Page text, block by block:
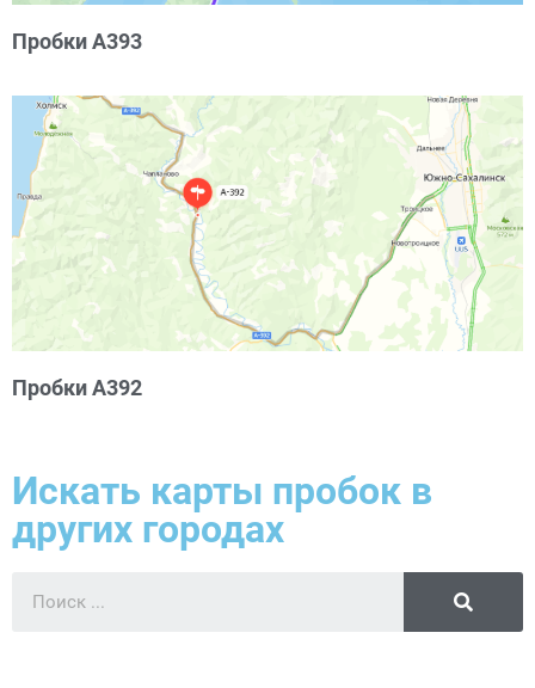
Пробки А393
Пробки А392
Искать карты пробок в
других городах